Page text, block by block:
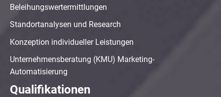
Beleihungswertermittlungen
Standortanalysen und Research
Konzeption individueller Leistungen
Unternehmensberatung (KMU) Marketing-
Automatisierung
Qualifikationen